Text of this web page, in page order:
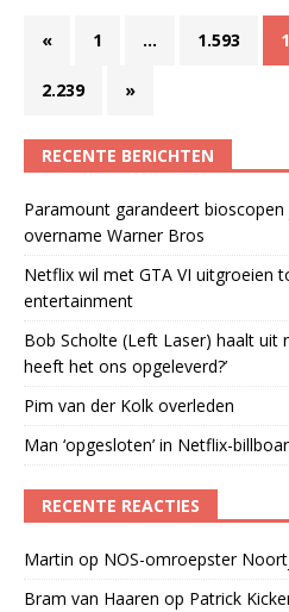
« 1 … 1.593
2.239 »
RECENTE BERICHTEN
Paramount garandeert
overname Warner Bros
Netflix wil met GTA VI uitgroeien
entertainment
Bob Scholte (Left Laser) haalt uit
heeft het ons opgeleverd?’
Pim van der Kolk overleden
Man ‘opgesloten’ in Netflix-
RECENTE REACTIES
Martin op NOS-omroepster
Bram van Haaren op Patrick